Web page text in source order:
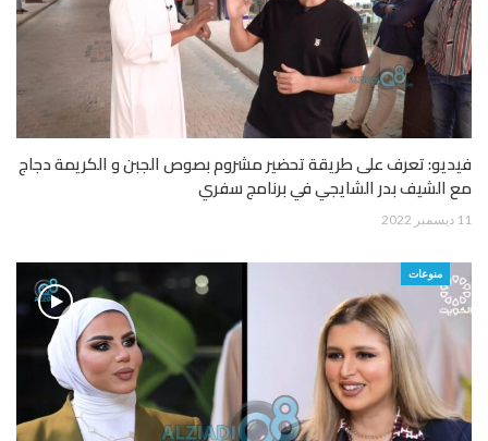
فيديو: تعرف على طريقة تحضير مشروم بصوص الجبن و الكريمة دجاج
مع الشيف بدر الشايجي في برنامج سفري
11 ديسمبر 2022
منوعات